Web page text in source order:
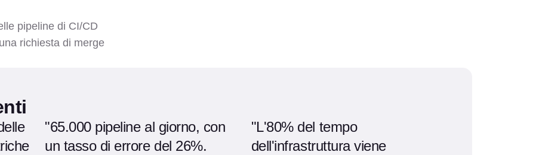
pipeline di CI/CD
richiesta di merge
"65.000 pipeline al giorno, con
un tasso di errore del 26%.
"L'80% del tempo
dell'infrastruttura viene